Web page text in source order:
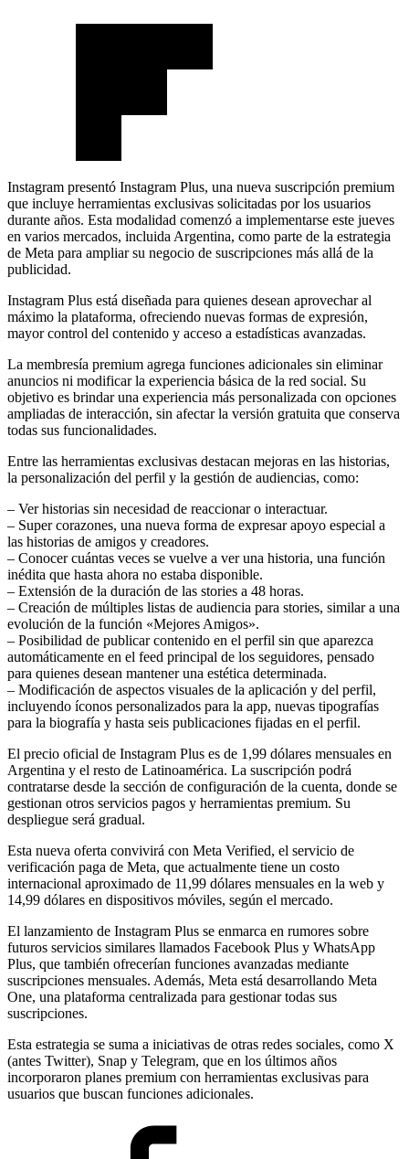
Instagram presentó Instagram Plus, una nueva suscripción premium
que incluye herramientas exclusivas solicitadas por los usuarios
durante años. Esta modalidad comenzó a implementarse este jueves
en varios mercados, incluida Argentina, como parte de la estrategia
de Meta para ampliar su negocio de suscripciones más allá de la
publicidad.
Instagram Plus está diseñada para quienes desean aprovechar al
máximo la plataforma, ofreciendo nuevas formas de expresión,
mayor control del contenido y acceso a estadísticas avanzadas.
La membresía premium agrega funciones adicionales sin eliminar
anuncios ni modificar la experiencia básica de la red social. Su
objetivo es brindar una experiencia más personalizada con opciones
ampliadas de interacción, sin afectar la versión gratuita que conserva
todas sus funcionalidades.
Entre las herramientas exclusivas destacan mejoras en las historias,
la personalización del perfil y la gestión de audiencias, como:
– Ver historias sin necesidad de reaccionar o interactuar.
– Super corazones, una nueva forma de expresar apoyo especial a
las historias de amigos y creadores.
– Conocer cuántas veces se vuelve a ver una historia, una función
inédita que hasta ahora no estaba disponible.
– Extensión de la duración de las stories a 48 horas.
– Creación de múltiples listas de audiencia para stories, similar a una
evolución de la función «Mejores Amigos».
– Posibilidad de publicar contenido en el perfil sin que aparezca
automáticamente en el feed principal de los seguidores, pensado
para quienes desean mantener una estética determinada.
– Modificación de aspectos visuales de la aplicación y del perfil,
incluyendo íconos personalizados para la app, nuevas tipografías
para la biografía y hasta seis publicaciones fijadas en el perfil.
El precio oficial de Instagram Plus es de 1,99 dólares mensuales en
Argentina y el resto de Latinoamérica. La suscripción podrá
contratarse desde la sección de configuración de la cuenta, donde se
gestionan otros servicios pagos y herramientas premium. Su
despliegue será gradual.
Esta nueva oferta convivirá con Meta Verified, el servicio de
verificación paga de Meta, que actualmente tiene un costo
internacional aproximado de 11,99 dólares mensuales en la web y
14,99 dólares en dispositivos móviles, según el mercado.
El lanzamiento de Instagram Plus se enmarca en rumores sobre
futuros servicios similares llamados Facebook Plus y WhatsApp
Plus, que también ofrecerían funciones avanzadas mediante
suscripciones mensuales. Además, Meta está desarrollando Meta
One, una plataforma centralizada para gestionar todas sus
suscripciones.
Esta estrategia se suma a iniciativas de otras redes sociales, como X
(antes Twitter), Snap y Telegram, que en los últimos años
incorporaron planes premium con herramientas exclusivas para
usuarios que buscan funciones adicionales.